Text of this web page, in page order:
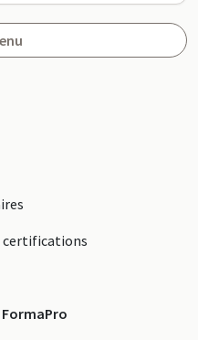
certifications